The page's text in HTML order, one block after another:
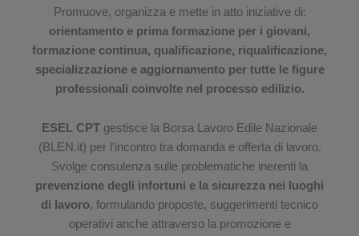
Promuove, organizza e mette in atto iniziative di:
orientamento e prima formazione per i giovani,
formazione continua, qualificazione, riqualificazione,
specializzazione e aggiornamento per tutte le figure
professionali coinvolte nel processo edilizio.
ESEL CPT gestisce la Borsa Lavoro Edile Nazionale
(BLEN.it) per l’incontro tra domanda e offerta di lavoro.
Svolge consulenza sulle problematiche inerenti la
prevenzione degli infortuni e la sicurezza nei luoghi
di lavoro, formulando proposte, suggerimenti tecnico
operativi anche attraverso la promozione e